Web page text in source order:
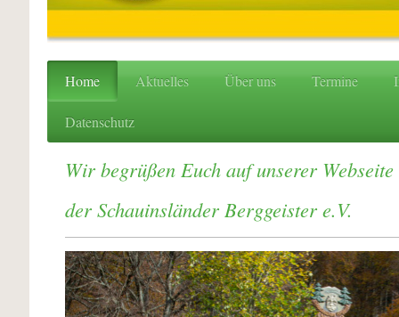
Home Aktuelles Über uns Termine
Datenschutz
Wir begrüßen Euch auf unserer Webseite
der Schauinsländer Berggeister e.V.